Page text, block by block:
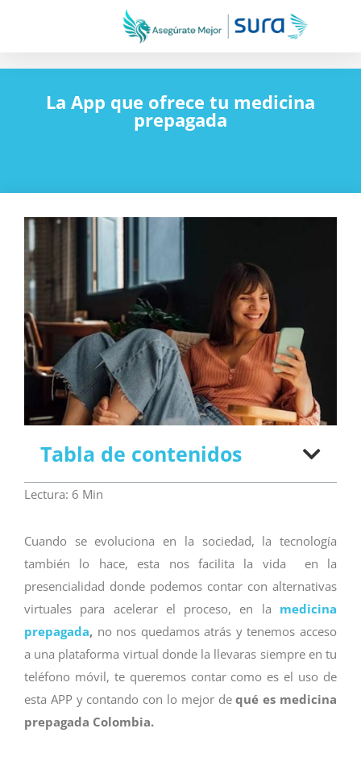
La App que ofrece tu medicina
prepagada
Tabla de contenidos
Lectura: 6 Min
Cuando se evoluciona en la sociedad, la tecnología
también lo hace, esta nos facilita la vida en la
presencialidad donde podemos contar con alternativas
virtuales para acelerar el proceso, en la medicina
prepagada, no nos quedamos atrás y tenemos acceso
a una plataforma virtual donde la llevaras siempre en tu
teléfono móvil, te queremos contar como es el uso de
esta APP y contando con lo mejor dequé es medicina
prepagada Colombia.